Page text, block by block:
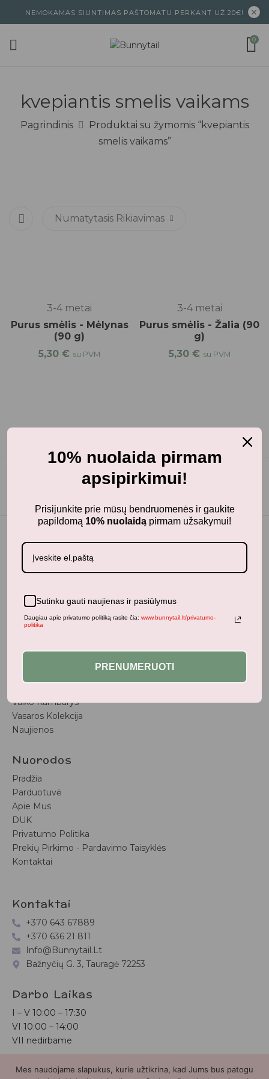
NEMOKAMAS SIUNTIMAS PAŠTOMATU PERKANT UŽ 20€!
0
kvepiantis smelis vaikams
Pagrindinis
Produktai su žymomis “kvepiantis
smelis vaikams”
Numatytasis Rikiavimas
3-4 metai
Purus smėlis - Mėlynas
(90 g)
5,30€ su PVM
3-4 metai
Purus smėlis - Žalia (90
g)
5,30 € su PVM
BunnyTail– vaikiškų prekių krautuvėlė, kurioje rasite
Parduotuvė
Vaiko Kambarys
Vasaros Kolekcija
Naujienos
Nuorodos
Pradžia
Parduotuvė
Apie Mus
DUK
Privatumo Politika
Prekių Pirkimo - Pardavimo Taisyklės
Kontaktai
Kontaktai
+370 643 67889
+370 636 21 811
Info@bunnytail.lt
Bažnyčių G. 3, Tauragė 72253
Darbo Laikas
I – V 10:00 – 17:30
VI 10:00 – 14:00
VII nedirbame
10% nuolaida pirmam
apsipirkimui!
Prisijunkite prie mūsų bendruomenės ir gaukite
papildomą 10% nuolaidą pirmam užsakymui!
Sutinku gauti naujienas ir pasiūlymus
Daugiau apie privatumo politiką rasite čia: www.bunnytail.lt/privatumo-
politika
PRENUMERUOTI
Mes naudojame slapukus, kurie užtikrina, kad Jums bus patogu